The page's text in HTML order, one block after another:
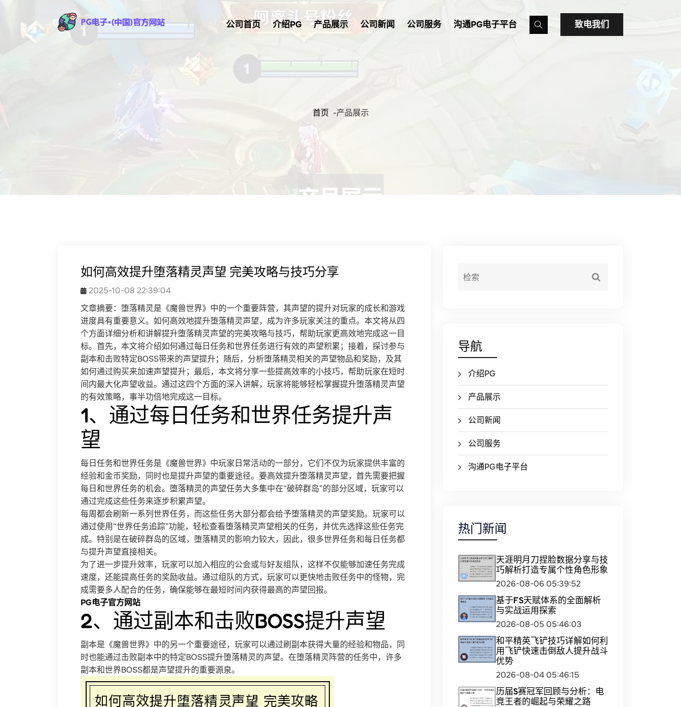
公司首页 介绍PG 产品展示 公司新闻 公司服务 沟通PG电子平台 致电我们
首页 -产品展示
如何高效提升堕落精灵声望 完美攻略与技巧分享
2025-10-08 22:39:04
文章摘要：堕落精灵是《魔兽世界》中的一个重要阵营，其声望的提升对玩家的成长和游戏
进度具有重要意义。如何高效地提升堕落精灵声望，成为许多玩家关注的重点。本文将从四
个方面详细分析和讲解提升堕落精灵声望的完美攻略与技巧，帮助玩家更高效地完成这一目
标。首先，本文将介绍如何通过每日任务和世界任务进行有效的声望积累；接着，探讨参与
副本和击败特定BOSS带来的声望提升；随后，分析堕落精灵相关的声望物品和奖励，及其
如何通过购买来加速声望提升；最后，本文将分享一些提高效率的小技巧，帮助玩家在短时
间内最大化声望收益。通过这四个方面的深入讲解，玩家将能够轻松掌握提升堕落精灵声望
的有效策略，事半功倍地完成这一目标。
1、通过每日任务和世界任务提升声
望
每日任务和世界任务是《魔兽世界》中玩家日常活动的一部分，它们不仅为玩家提供丰富的
经验和金币奖励，同时也是提升声望的重要途径。要高效提升堕落精灵声望，首先需要把握
每日和世界任务的机会。堕落精灵的声望任务大多集中在“破碎群岛”的部分区域，玩家可以
通过完成这些任务来逐步积累声望。
每周都会刷新一系列世界任务，而这些任务大部分都会给予堕落精灵的声望奖励。玩家可以
通过使用“世界任务追踪”功能，轻松查看堕落精灵声望相关的任务，并优先选择这些任务完
成。特别是在破碎群岛的区域，堕落精灵的影响力较大，因此，很多世界任务和每日任务都
与提升声望直接相关。
为了进一步提升效率，玩家可以加入相应的公会或与好友组队，这样不仅能够加速任务完成
速度，还能提高任务的奖励收益。通过组队的方式，玩家可以更快地击败任务中的怪物，完
成需要多人配合的任务，确保能够在最短时间内获得最高的声望回报。
PG电子官方网站
2、通过副本和击败BOSS提升声望
副本是《魔兽世界》中的另一个重要途径，玩家可以通过刷副本获得大量的经验和物品，同
时也能通过击败副本中的特定BOSS提升堕落精灵的声望。在堕落精灵阵营的任务中，许多
副本和世界BOSS都是声望提升的重要源泉。
导航
介绍PG
产品展示
公司新闻
公司服务
沟通PG电子平台
热门新闻
天涯明月刀捏脸数据分享与技
巧解析打造专属个性角色形象
2026-08-06 05:39:52
基于FS天赋体系的全面解析
与实战运用探索
2026-08-05 05:46:03
和平精英飞铲技巧详解如何利
用飞铲快速击倒敌人提升战斗
优势
2026-08-04 05:46:15
历届S赛冠军回顾与分析：电
竞王者的崛起与荣耀之路